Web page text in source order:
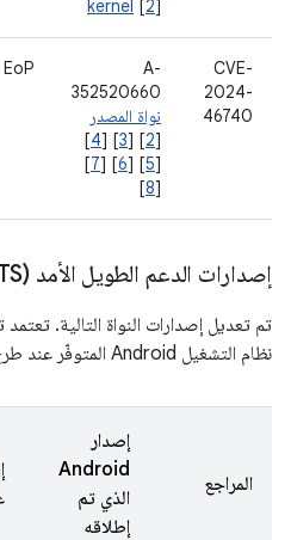
kernel [2]
CVE-
2024-
46740
A-
352520660
نواة المصدر
[
2
] [
3
] [
4
]
[
5
] [
6
] [
7
]
[
8
]
EoP
إصدارات الدعم الطويل الأمد (LTS) من النواة
تم تعديل إصدارات النواة التالية.
نظام التشغيل Android المتوفّر عند طرح الجهاز.
المراجع
إصدار
Android
الذي تم
إطلاقه